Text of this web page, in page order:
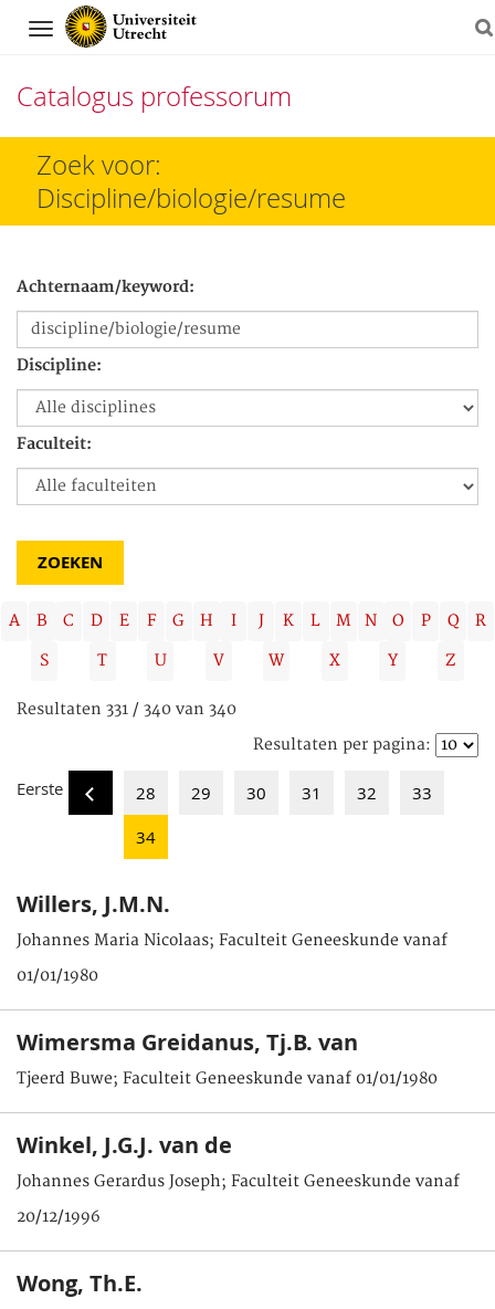
Navigation
Catalogus professorum
Direct
het
Zoek voor:
Discipline/biologie/resume
Achternaam/keyword:
Discipline:
Faculteit:
A B C D E F G H I J K L M N O P Q
R
S
T U V W X Y Z
Resultaten 331 / 340 van 340
Resultaten per pagina:
Eerste 28 29 30 31 32
33
34
Willers, J.M.N.
Johannes Maria Nicolaas; Faculteit Geneeskunde vanaf
01/01/1980
Wimersma Greidanus, Tj.B. van
Tjeerd Buwe; Faculteit Geneeskunde vanaf 01/01/1980
Winkel, J.G.J. van de
Johannes Gerardus Joseph; Faculteit Geneeskunde vanaf
20/12/1996
Wong, Th.E.